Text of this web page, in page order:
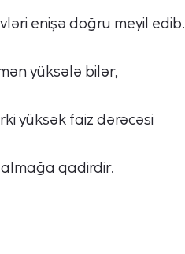
enişə doğru meyil edib.
yüksələ bilər,
yüksək faiz dərəcəsi
almağa qadirdir.